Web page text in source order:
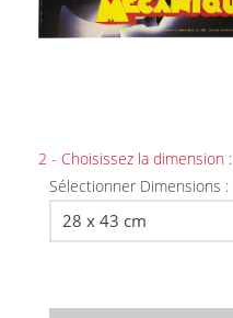
2 - Choisissez la dimension :
Sélectionner Dimensions :